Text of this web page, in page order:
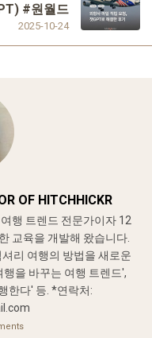
2025-10-24
#원월드
OF HITCHHICKR
행 트렌드 전문가이자 12
교육을 개발해 왔습니다.
리 여행의 방법을 새로운
을 바꾸는 여행 트렌드',
한다' 등. *연락처: